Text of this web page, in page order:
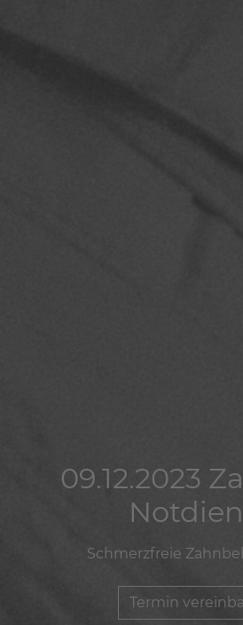
09.12.2023
Schmerzfreie
Termin
09.12.2023
Schmerzfreie
Termin
09.12.2023
Schmerzfreie
Termin